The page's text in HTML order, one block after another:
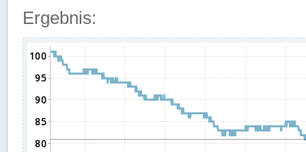
Ergebnis: